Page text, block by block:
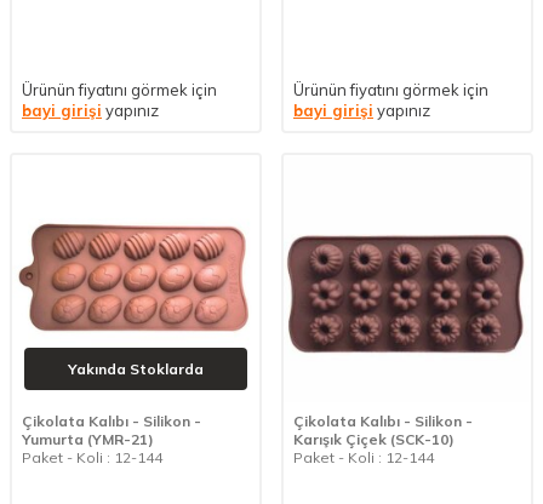
Ürünün fiyatını görmek için
bayi girişi yapınız
Ürünün fiyatını görmek için
bayi girişi yapınız
Yakında Stoklarda
Çikolata Kalıbı - Silikon -
Yumurta (YMR-21)
Paket - Koli : 12-144
Çikolata Kalıbı - Silikon -
Karışık Çiçek (SCK-10)
Paket - Koli : 12-144